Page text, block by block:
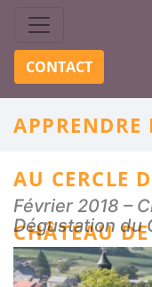
CONTACT
AU CERCLE
CHÂTEAU
Février 2018 –
Dégustation du